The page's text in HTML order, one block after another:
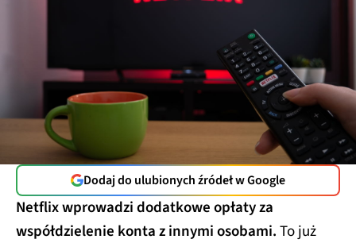
Dodaj do ulubionych źródeł w Google
Netflix wprowadzi dodatkowe opłaty za
współdzielenie konta z innymi osobami.To już